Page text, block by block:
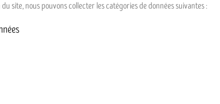
site, nous pouvons collecter les catégories de données suivantes :